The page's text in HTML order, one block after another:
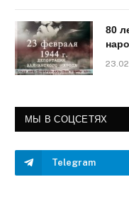
80
МЫ В СОЦСЕТЯХ
Telegram